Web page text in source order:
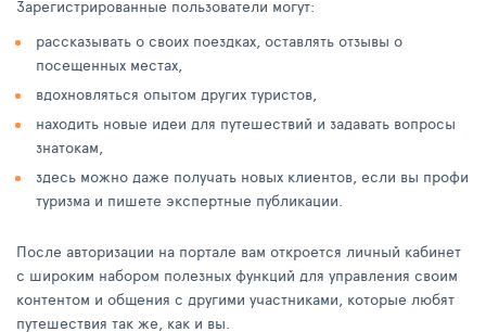
Зарегистрированные пользователи могут:
рассказывать о своих поездках, оставлять отзывы о
посещенных местах,
вдохновляться опытом других туристов,
находить новые идеи для путешествий и задавать вопросы
знатокам,
здесь можно даже получать новых клиентов, если вы профи
туризма и пишете экспертные публикации.
После авторизации на портале вам откроется личный кабинет
с широким набором полезных функций для управления своим
контентом и общения с другими участниками, которые любят
путешествия так же, как и вы.